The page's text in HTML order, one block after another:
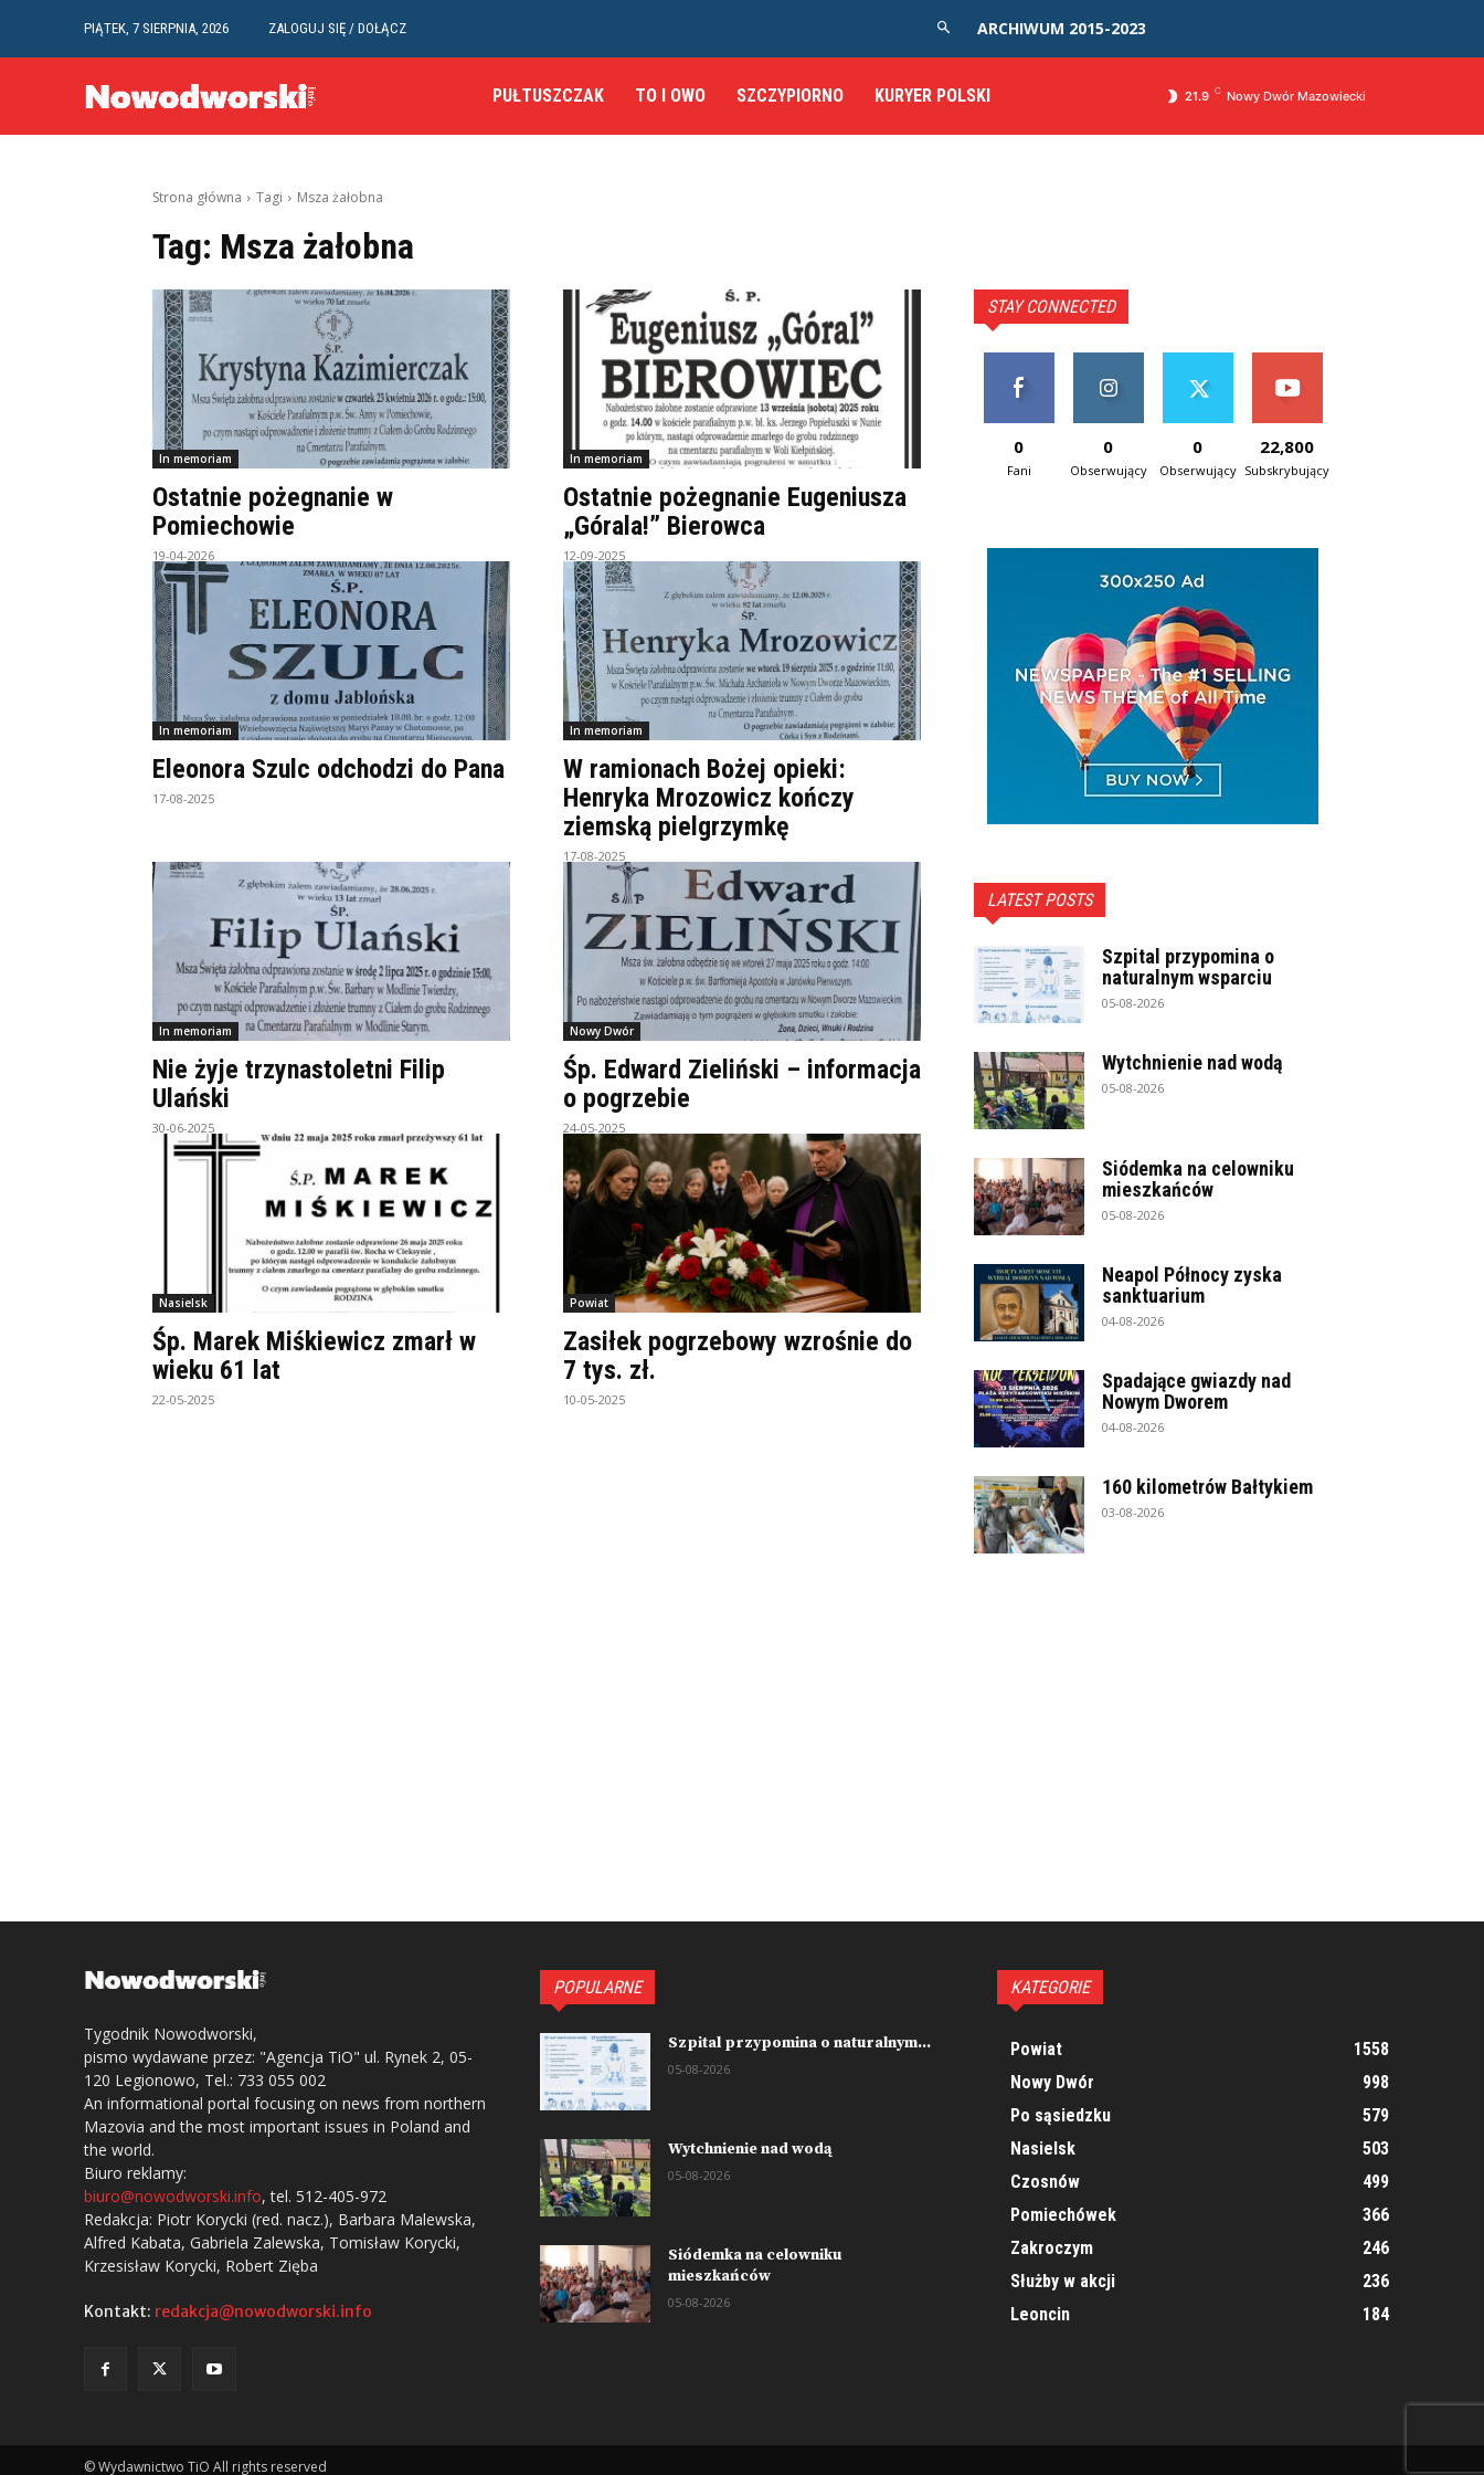
PIĄTEK, 7 SIERPNIA, 2026 ZALOGUJ SIĘ / DOŁĄCZ ARCHIWUM 2015-2023
PUŁTUSZCZAK TO I OWO SZCZYPIORNO KURYER POLSKI 21.9 C Nowy Dwór Mazowiecki
Strona główna Tagi Msza żałobna
Tag: Msza żałobna
In memoriam
Ostatnie pożegnanie w
Pomiechowie
19-04-2026
In memoriam
Ostatnie pożegnanie Eugeniusza
„Górala!” Bierowca
12-09-2025
In memoriam
Eleonora Szulc odchodzi do Pana
17-08-2025
In memoriam
W ramionach Bożej opieki:
Henryka Mrozowicz kończy
ziemską pielgrzymkę
17-08-2025
In memoriam
Nie żyje trzynastoletni Filip
Ulański
30-06-2025
Nowy Dwór
Śp. Edward Zieliński – informacja
o pogrzebie
24-05-2025
Nasielsk
Śp. Marek Miśkiewicz zmarł w
wieku 61 lat
22-05-2025
Powiat
Zasiłek pogrzebowy wzrośnie do
7 tys. zł.
10-05-2025
STAY CONNECTED
0
Fani
0
Obserwujący
0
Obserwujący
22,800
Subskrybujący
LATEST POSTS
Szpital przypomina o
naturalnym wsparciu
05-08-2026
Wytchnienie nad wodą
05-08-2026
Siódemka na celowniku
mieszkańców
05-08-2026
Neapol Północy zyska
sanktuarium
04-08-2026
Spadające gwiazdy nad
Nowym Dworem
04-08-2026
160 kilometrów Bałtykiem
03-08-2026
Tygodnik Nowodworski,
pismo wydawane przez: "Agencja TiO" ul. Rynek 2, 05-
120 Legionowo, Tel.: 733 055 002
An informational portal focusing on news from northern
Mazovia and the most important issues in Poland and
the world.
Biuro reklamy:
biuro@nowodworski.info, tel. 512-405-972
Redakcja: Piotr Korycki (red. nacz.), Barbara Malewska,
Alfred Kabata, Gabriela Zalewska, Tomisław Korycki,
Krzesisław Korycki, Robert Zięba
Kontakt: redakcja@nowodworski.info
POPULARNE
Szpital przypomina o naturalnym...
05-08-2026
Wytchnienie nad wodą
05-08-2026
Siódemka na celowniku
mieszkańców
05-08-2026
KATEGORIE
Powiat
1558
Nowy Dwór
998
Po sąsiedzku
579
Nasielsk
503
Czosnów
499
Pomiechówek
366
Zakroczym
246
Służby w akcji
236
Leoncin
184
© Wydawnictwo TiO All rights reserved